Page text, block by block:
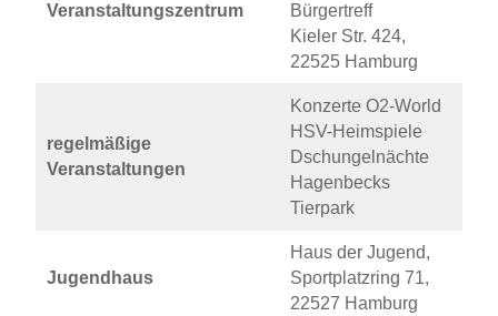
Veranstaltungszentrum
Bürgertreff
Kieler Str. 424,
22525 Hamburg
regelmäßige
Veranstaltungen
Konzerte O2-World
HSV-Heimspiele
Dschungelnächte
Hagenbecks
Tierpark
Jugendhaus
Haus der Jugend,
Sportplatzring 71,
22527 Hamburg